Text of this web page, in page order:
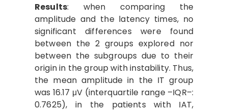
Results: when comparing the
amplitude and the latency times, no
significant differences were found
between the 2 groups explored nor
between the subgroups due to their
origin in the group with instability. Thus,
the mean amplitude in the IT group
was 16.17 μV (interquartile range –IQR–:
0.7625), in the patients with IAT,